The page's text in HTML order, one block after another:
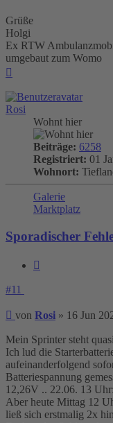
Grüße
Holgi
Ex RTW
umgebaut zum Womo
Rosi
Wohnt hier
Beiträge: 6258
Registriert: 01
Wohnort:
Galerie
Marktplatz
Sporadischer
#11
Beitrag
von Rosi » 16 Jun
Mein Sprinter steht
Ich lud die
aufeinanderfolgend
Batteriespannung
12,26V .. 22.06. 13
Aber heute Mittag 12
ließ sich erstmalig 2x